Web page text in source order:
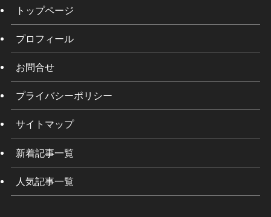
トップページ
プロフィール
お問合せ
プライバシーポリシー
サイトマップ
新着記事一覧
人気記事一覧